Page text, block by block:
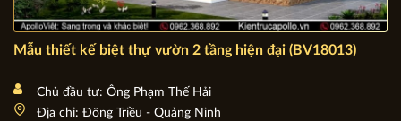
Mẫu thiết kế biệt thự vườn 2 tầng hiện đại (BV18013)
Chủ đầu tư: Ông Phạm Thế Hải
Địa chỉ: Đông Triều - Quảng Ninh